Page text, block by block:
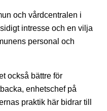
och vårdcentralen i
intresse och en vilja
personal och
också bättre för
enhetschef på
praktik här bidrar till